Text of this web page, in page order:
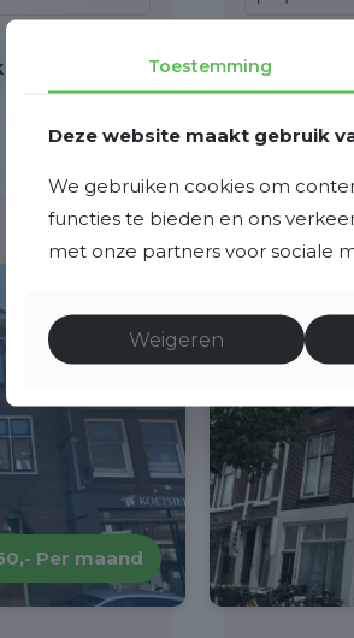
deze woning
Per maand
Verhuurd
Toestemming
Deze website maakt gebruik
We gebruiken cookies om
functies te bieden en ons
met onze partners voor sociale
Weigeren